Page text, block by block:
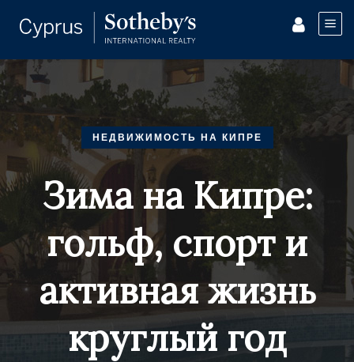
НЕДВИЖИМОСТЬ НА КИПРЕ
Зима на Кипре:
гольф, спорт и
активная жизнь
круглый год